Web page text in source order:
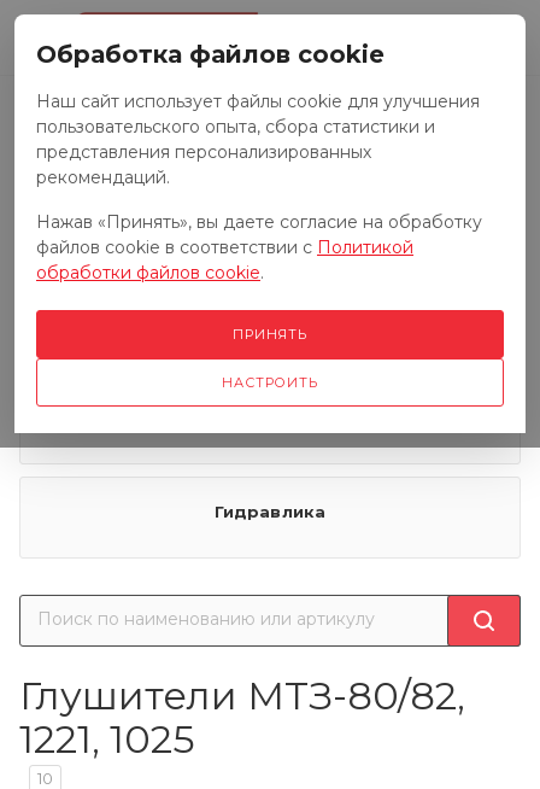
Запчасти к тракторам
Запчасти к грузовым автомобилям
Гидравлика
Глушители МТЗ-80/82,
1221, 1025
10
Обработка файлов cookie
Наш сайт использует файлы cookie для улучшения
пользовательского опыта, сбора статистики и
представления персонализированных
рекомендаций.
Нажав «Принять», вы даете согласие на обработку
файлов cookie в соответствии с Политикой
обработки файлов cookie.
НАСТРОИТЬ
ПРИНЯТЬ